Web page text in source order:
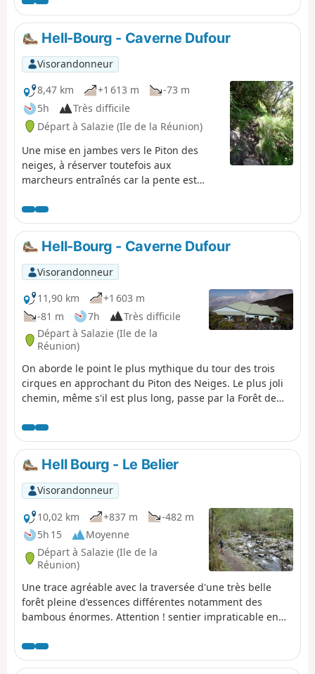
urbaine, la deuxième agricole et la troisième est de
nouveau urbaine. Les vestiges ferroviaires sont
cependant moins nombreux et à l'abandon sur cette
portion.
Hell-Bourg - Caverne Dufour
Visorandonneur
8,47 km
+1 613 m
-73 m
5h
Très difficile
Départ à Salazie (Ile de la Réunion)
Une mise en jambes vers le Piton des
neiges, à réserver toutefois aux
marcheurs entraînés car la pente est
Hell-Bourg - Caverne Dufour
Visorandonneur
11,90 km
+1 603 m
-81 m
7h
Très difficile
Départ à Salazie (Ile de la
Réunion)
On aborde le point le plus mythique du tour des trois
cirques en approchant du Piton des Neiges. Le plus joli
chemin, même s'il est plus long, passe par la Forêt de
Neiges et tout son environnement montagneux, et la
forêt primaire aux arbres torturés et à la végétation folle.
En arrivant vers la Caverne Dufour, magnifique vue sur le
volcan de la Fournaise et les autres cratères.
Hell Bourg - Le Belier
Visorandonneur
10,02 km
+837 m
-482 m
5h 15
Moyenne
Départ à Salazie (Ile de la
Réunion)
Une trace agréable avec la traversée d'une très belle
forêt pleine d'essences différentes notamment des
bambous énormes. Attention ! sentier impraticable en